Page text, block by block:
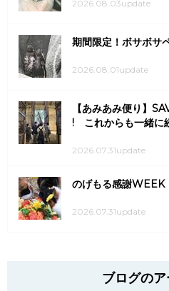
2026.08.03update
期間限定！ボサボサ
2026.08.01update
【あみあみ便り】
! これからも一緒に
2026.07.31update
のげもる感謝WEEK
2026.07.31update
ブログの